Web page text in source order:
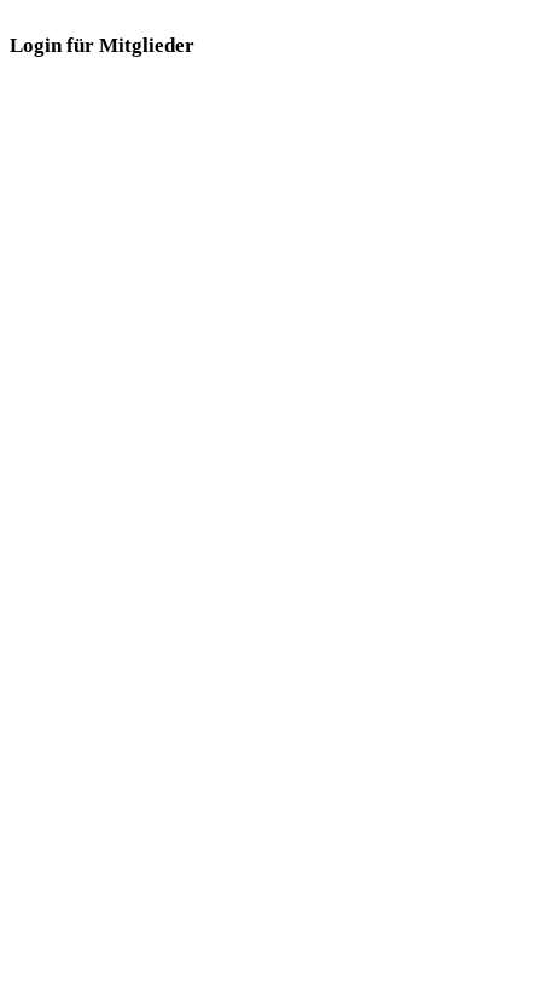
Login für Mitglieder